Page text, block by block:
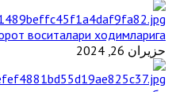
воситалари ходимларига
حزيران 26, 2024